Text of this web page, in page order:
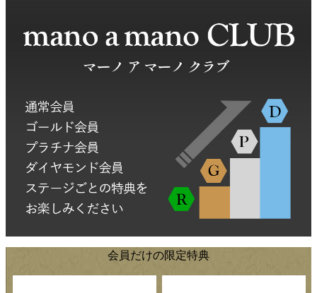
会員だけの限定特典